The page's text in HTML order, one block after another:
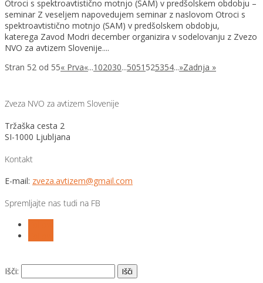
Otroci s spektroavtistično motnjo (SAM) v predšolskem obdobju –
seminar Z veseljem napovedujem seminar z naslovom Otroci s
spektroavtistično motnjo (SAM) v predšolskem obdobju,
katerega Zavod Modri december organizira v sodelovanju z Zvezo
NVO za avtizem Slovenije....
Stran 52 od 55« Prva«...102030...5051 525354...»Zadnja »
Zveza NVO za avtizem Slovenije
Tržaška cesta 2
SI-1000 Ljubljana
Kontakt
E-mail: zveza.avtizem@gmail.com
Spremljajte nas tudi na FB
Išči: